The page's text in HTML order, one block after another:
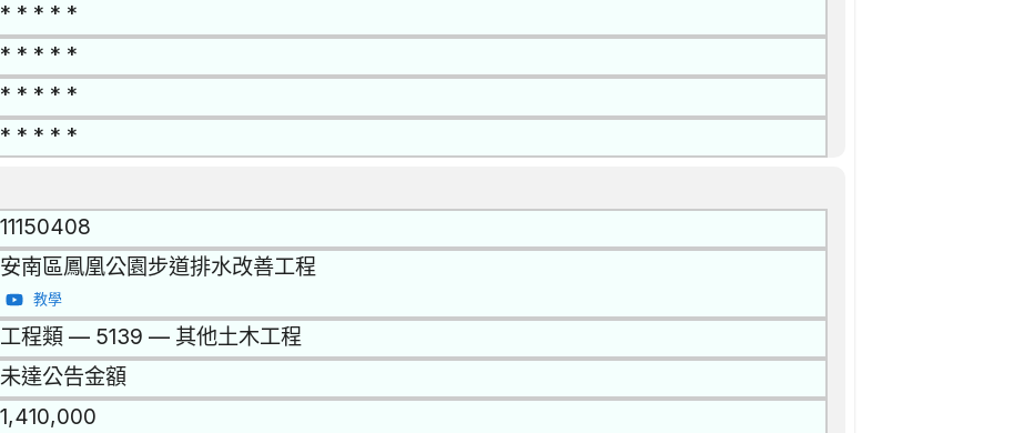
* * * * *
* * * * *
* * * * *
* * * * *
11150408
安南區鳳凰公園步道排水改善工程
教學
工程類 — 5139 — 其他土木工程
未達公告金額
1,410,000